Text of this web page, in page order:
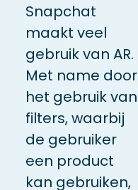
Snapchat
maakt veel
gebruik van AR.
Met name door
het gebruik van
filters, waarbij
de gebruiker
een product
kan gebruiken,